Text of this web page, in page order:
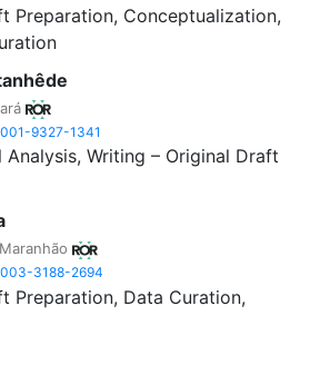
Preparation Conceptualization
9327-1341
Analysis Writing – Original Draft
3188-2694
Preparation Data Curation